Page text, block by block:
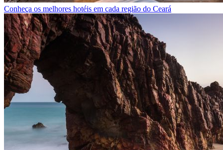
Conheça os melhores hotéis em cada região do Ceará